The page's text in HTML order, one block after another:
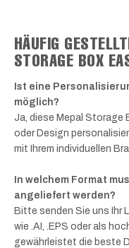
HÄUFIG
STORAGE BOX
Ist eine
möglich?
Ja, diese Mepal Storage
oder Design
mit Ihrem individuellen
In welchem Format
angeliefert werden?
Bitte senden Sie uns Ihr
wie .AI, .EPS oder als
gewährleistet die beste